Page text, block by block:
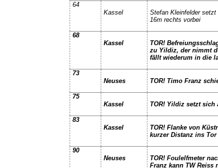
64
Kassel
Stefan Kleinfelder
16m rechts vorbei
68
Kassel
TOR!
zu Yildiz, der nimmt
fällt wiederum in die
73
Neuses
TOR! Timo Franz
75
Kassel
TOR! Yildiz setzt sich
83
Kassel
TOR! Flanke von
kurzer Distanz ins Tor
90
Neuses
TOR! Foulelfmeter
Franz kann TW Reiss